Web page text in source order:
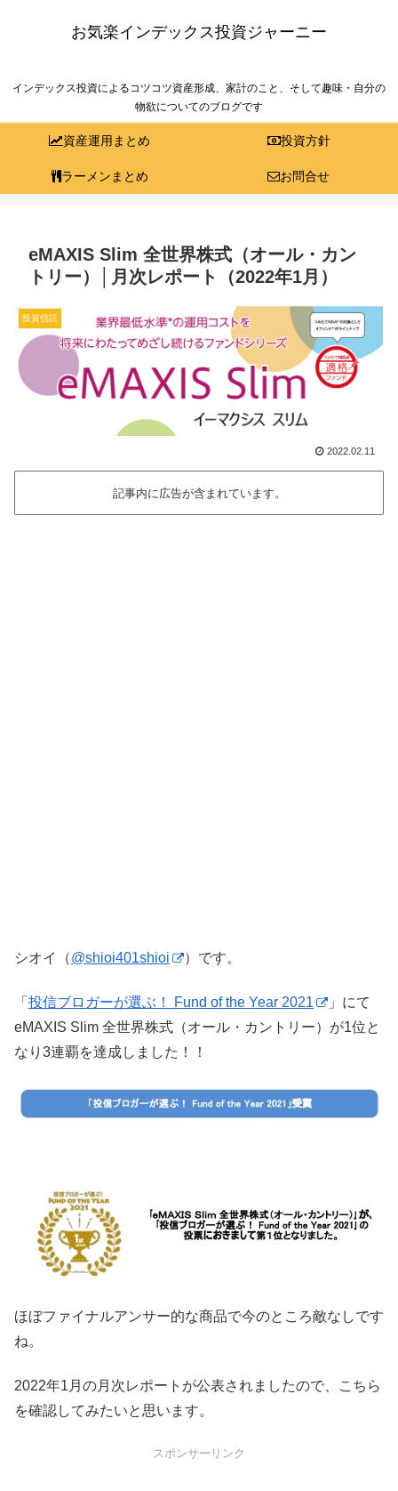
お気楽インデックス投資ジャーニー
インデックス投資によるコツコツ資産形成、家計のこと、そして趣味・自分の
物欲についてのブログです
資産運用まとめ 投資方針
ラーメンまとめ お問合せ
eMAXIS Slim 全世界株式（オール・カン
トリー）│月次レポート（2022年1月）
投資信託
2022.02.11
記事内に広告が含まれています。
シオイ（@shioi401shioi ）です。
「 投信ブロガーが選ぶ！ Fund of the Year 2021
」にて
eMAXIS Slim 全世界株式（オール・カントリー）が1位と
なり3連覇を達成しました！！
ほぼファイナルアンサー的な商品で今のところ敵なしです
ね。
2022年1月の月次レポートが公表されましたので、こちら
を確認してみたいと思います。
スポンサーリンク